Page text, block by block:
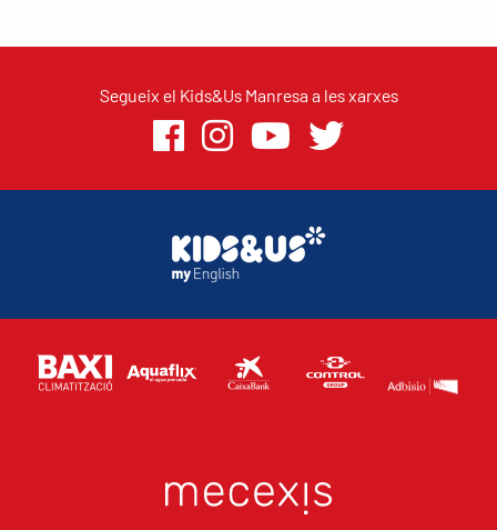
Segueix el Kids&Us Manresa a les xarxes